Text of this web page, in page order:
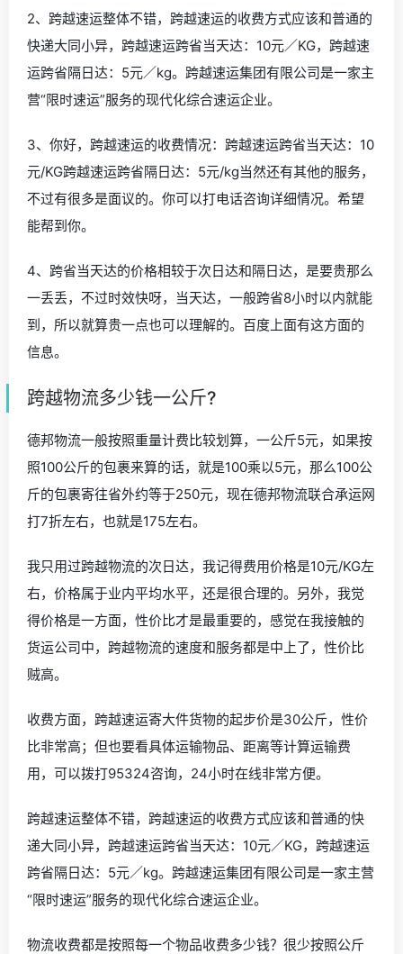
2、跨越速运整体不错，跨越速运的收费方式应该和普通的
快递大同小异，跨越速运跨省当天达：10元／KG，跨越速
运跨省隔日达：5元／kg。跨越速运集团有限公司是一家主
营“限时速运”服务的现代化综合速运企业。
3、你好，跨越速运的收费情况：跨越速运跨省当天达：10
元/KG跨越速运跨省隔日达：5元/kg当然还有其他的服务，
不过有很多是面议的。你可以打电话咨询详细情况。希望
能帮到你。
4、跨省当天达的价格相较于次日达和隔日达，是要贵那么
一丢丢，不过时效快呀，当天达，一般跨省8小时以内就能
到，所以就算贵一点也可以理解的。百度上面有这方面的
信息。
跨越物流多少钱一公斤?
德邦物流一般按照重量计费比较划算，一公斤5元，如果按
照100公斤的包裹来算的话，就是100乘以5元，那么100公
斤的包裹寄往省外约等于250元，现在德邦物流联合承运网
打7折左右，也就是175左右。
我只用过跨越物流的次日达，我记得费用价格是10元/KG左
右，价格属于业内平均水平，还是很合理的。另外，我觉
得价格是一方面，性价比才是最重要的，感觉在我接触的
货运公司中，跨越物流的速度和服务都是中上了，性价比
贼高。
收费方面，跨越速运寄大件货物的起步价是30公斤，性价
比非常高；但也要看具体运输物品、距离等计算运输费
用，可以拨打95324咨询，24小时在线非常方便。
跨越速运整体不错，跨越速运的收费方式应该和普通的快
递大同小异，跨越速运跨省当天达：10元／KG，跨越速运
跨省隔日达：5元／kg。跨越速运集团有限公司是一家主营
“限时速运”服务的现代化综合速运企业。
物流收费都是按照每一个物品收费多少钱？很少按照公斤